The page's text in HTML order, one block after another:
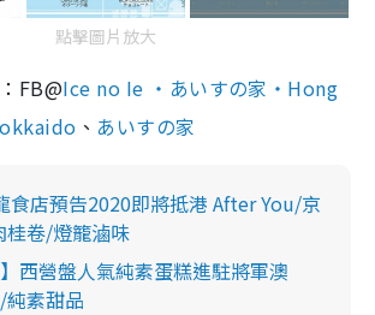
點擊圖片放大
FB@Ice no Ie ・あいすの家・Hong
、 あいすの家
食店預告2020即將抵港 After You/京
卷/燈籠滷味
】西營盤人氣純素蛋糕進駐將軍澳
素甜品